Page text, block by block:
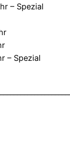
– Spezial
– Spezial